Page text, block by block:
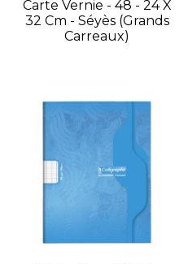
Carte Vernie - 48 - 24 X
32 Cm - Séyès (grands
Carreaux)